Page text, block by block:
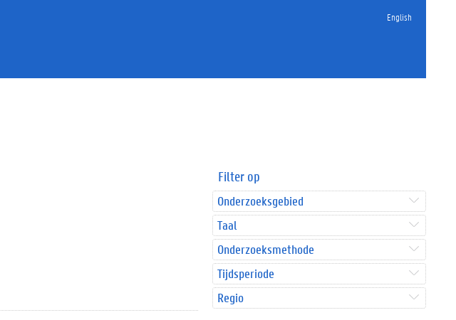
English
Filter op
Onderzoeksgebied
Taal
Onderzoeksmethode
Tijdsperiode
Regio